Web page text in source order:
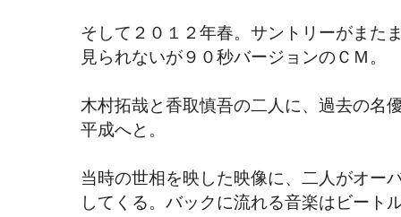
そして２０１２年春。サントリーがまた
見られないが９０秒バージョンのＣＭ。
木村拓哉と香取慎吾の二人に、過去の名
平成へと。
当時の世相を映した映像に、二人がオー
してくる。バックに流れる音楽はビート